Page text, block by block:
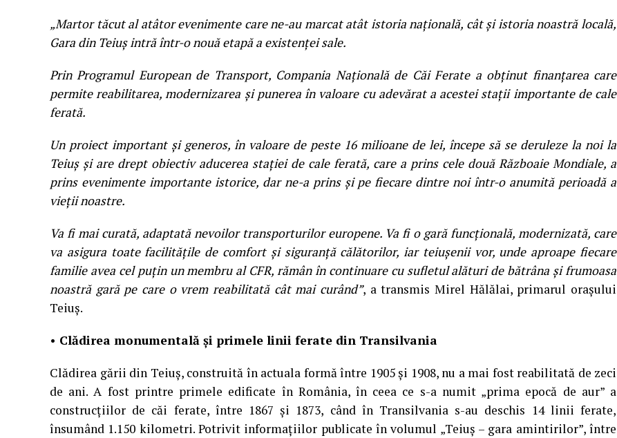
„Martor tăcut al atâtor evenimente care ne-au marcat atât istoria națională, cât și istoria noastră locală,
Gara din Teiuș intră într-o nouă etapă a existenței sale.
Prin Programul European de Transport, Compania Națională de Căi Ferate a obținut finanțarea care
permite reabilitarea, modernizarea și punerea în valoare cu adevărat a acestei stații importante de cale
ferată.
Un proiect important și generos, în valoare de peste 16 milioane de lei, începe să se deruleze la noi la
Teiuș și are drept obiectiv aducerea stației de cale ferată, care a prins cele două Războaie Mondiale, a
prins evenimente importante istorice, dar ne-a prins și pe fiecare dintre noi într-o anumită perioadă a
vieții noastre.
Va fi mai curată, adaptată nevoilor transporturilor europene. Va fi o gară funcțională, modernizată, care
va asigura toate facilitățile de comfort și siguranță călătorilor, iar teiușenii vor, unde aproape fiecare
familie avea cel puțin un membru al CFR, rămân în continuare cu sufletul alături de bătrâna și frumoasa
noastră gară pe care o vrem reabilitată cât mai curând”, a transmis Mirel Hălălai, primarul orașului
Teiuș.
• Clădirea monumentală și primele linii ferate din Transilvania
Clădirea gării din Teiuș, construită în actuala formă între 1905 şi 1908, nu a mai fost reabilitată de zeci
de ani. A fost printre primele edificate în România, în ceea ce s-a numit „prima epocă de aur” a
construcţiilor de căi ferate, între 1867 şi 1873, când în Transilvania s-au deschis 14 linii ferate,
însumând 1.150 kilometri. Potrivit informaţiilor publicate în volumul „Teiuş – gara amintirilor”, între